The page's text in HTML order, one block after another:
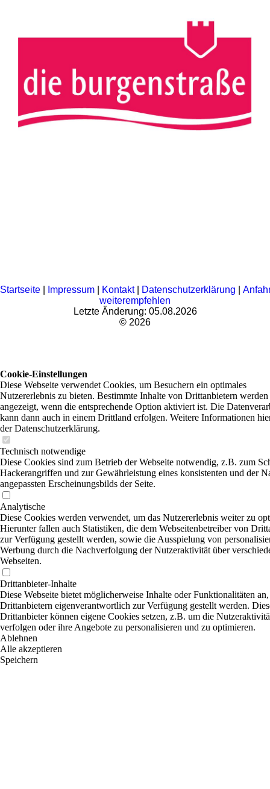
Startseite Impressum Kontakt| Datenschutzerklärung
weiterempfehlen
Letzte Änderung: 05.08.2026
© 2026
Cookie-Einstellungen
Diese Webseite verwendet Cookies, um Besuchern ein optimales
Nutzererlebnis zu bieten. Bestimmte Inhalte von Drittanbietern
angezeigt, wenn die entsprechende Option aktiviert ist. Die
kann dann auch in einem Drittland erfolgen. Weitere Informationen
der Datenschutzerklärung.
Technisch notwendige
Diese Cookies sind zum Betrieb der Webseite notwendig, z.B. zum
Hackerangriffen und zur Gewährleistung eines konsistenten und der
angepassten Erscheinungsbilds der Seite.
Analytische
Diese Cookies werden verwendet, um das Nutzererlebnis weiter zu
Hierunter fallen auch Statistiken, die dem Webseitenbetreiber von
zur Verfügung gestellt werden, sowie die Ausspielung von
Werbung durch die Nachverfolgung der Nutzeraktivität über
Webseiten.
Drittanbieter-Inhalte
Diese Webseite bietet möglicherweise Inhalte oder Funktionalitäten
Drittanbietern eigenverantwortlich zur Verfügung gestellt werden.
Drittanbieter können eigene Cookies setzen, z.B. um die
verfolgen oder ihre Angebote zu personalisieren und zu optimieren.
Ablehnen
Alle akzeptieren
Speichern